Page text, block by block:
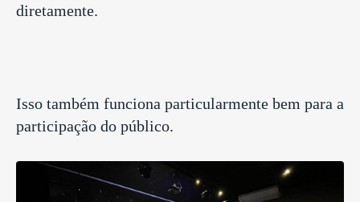
diretamente.
Isso também funciona particularmente bem para a
participação do público.